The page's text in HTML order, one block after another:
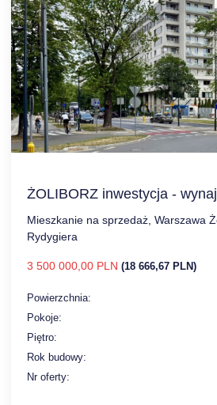
ŻOLIBORZ inwestycja -
Mieszkanie na sprzedaż, Warszawa
Rydygiera
3 500 000,00 PLN (18 666,67 PLN)
Powierzchnia:
Pokoje:
Piętro:
Rok budowy:
Nr oferty: